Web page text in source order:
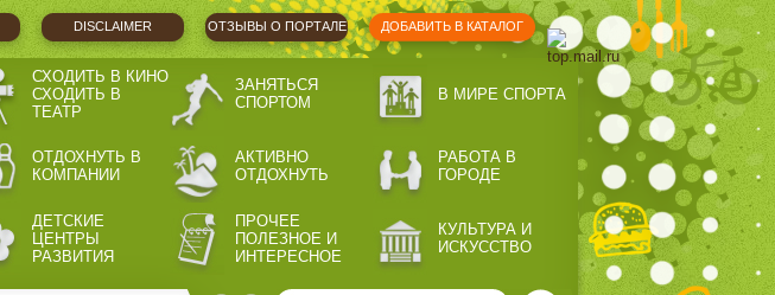
DISCLAIMER ОТЗЫВЫ О ПОРТАЛЕ ДОБАВИТЬ В КАТАЛОГ
СХОДИТЬ В КИНО
СХОДИТЬ В
ТЕАТР
ЗАНЯТЬСЯ
СПОРТОМ
В МИРЕ СПОРТА
ОТДОХНУТЬ В
КОМПАНИИ
АКТИВНО
ОТДОХНУТЬ
РАБОТА В
ГОРОДЕ
ДЕТСКИЕ
ЦЕНТРЫ
РАЗВИТИЯ
ПРОЧЕЕ
ПОЛЕЗНОЕ И
ИНТЕРЕСНОЕ
КУЛЬТУРА И
ИСКУССТВО